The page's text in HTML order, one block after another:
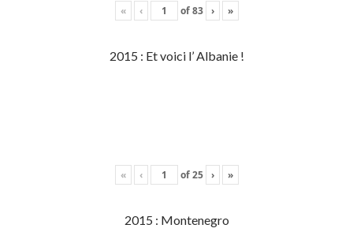
« ‹ of83 › »
2015 : Et voici l’ Albanie !
« ‹ of25 › »
2015 : Montenegro